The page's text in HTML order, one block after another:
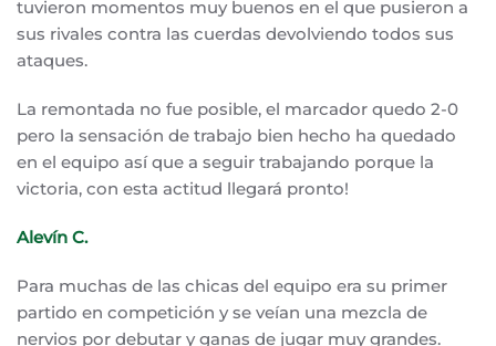
tuvieron momentos muy buenos en el que pusieron a
sus rivales contra las cuerdas devolviendo todos sus
ataques.
La remontada no fue posible, el marcador quedo 2-0
pero la sensación de trabajo bien hecho ha quedado
en el equipo así que a seguir trabajando porque la
victoria, con esta actitud llegará pronto!
Alevín C.
Para muchas de las chicas del equipo era su primer
partido en competición y se veían una mezcla de
nervios por debutar y ganas de jugar muy grandes.